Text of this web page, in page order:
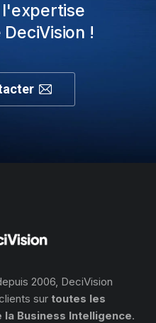
l'expertise
!
2006, DeciVision
sur toutes les
Business Intelligence.